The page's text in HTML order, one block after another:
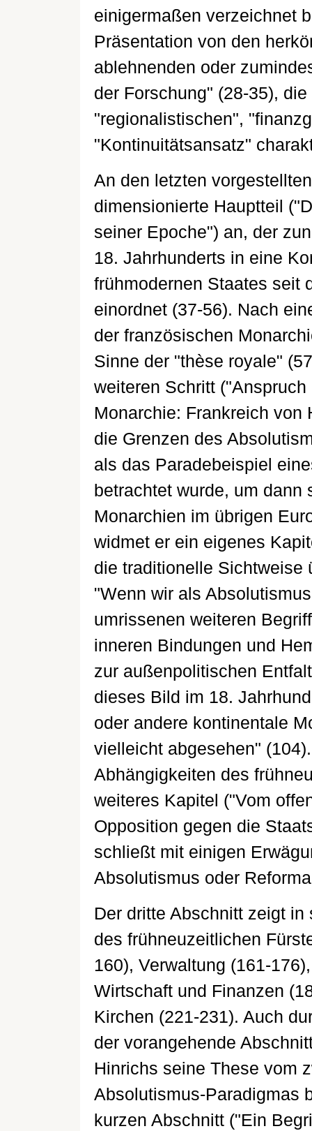
einigermaßen verzeichnet
Präsentation von den
ablehnenden oder
der Forschung" (28-35),
"regionalistischen",
"Kontinuitätsansatz"
An den letzten
dimensionierte Hauptteil
seiner Epoche") an, der
18. Jahrhunderts in eine
frühmodernen Staates seit
einordnet (37-56). Nach
der französischen
Sinne der "thèse royale"
weiteren Schritt
Monarchie: Frankreich von
die Grenzen des
als das Paradebeispiel
betrachtet wurde, um
Monarchien im übrigen
widmet er ein eigenes
die traditionelle Sichtweise
"Wenn wir als
umrissenen weiteren
inneren Bindungen und
zur außenpolitischen
dieses Bild im 18.
oder andere kontinentale
vielleicht abgesehen"
Abhängigkeiten des
weiteres Kapitel ("Vom
Opposition gegen die
schließt mit einigen
Absolutismus oder
Der dritte Abschnitt zeigt
des frühneuzeitlichen
160), Verwaltung (161-
Wirtschaft und Finanzen
Kirchen (221-231). Auch
der vorangehende
Hinrichs seine These vom
Absolutismus-Paradigmas
kurzen Abschnitt ("Ein